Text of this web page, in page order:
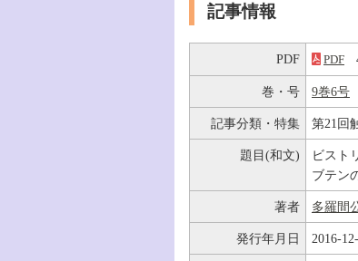
記事情報
PDF PDF
巻・号 9巻6号
記事分類・特集 第21回
題目(和文)
ビスト
ブテン
著者 多羅間
発行年月日 2016-